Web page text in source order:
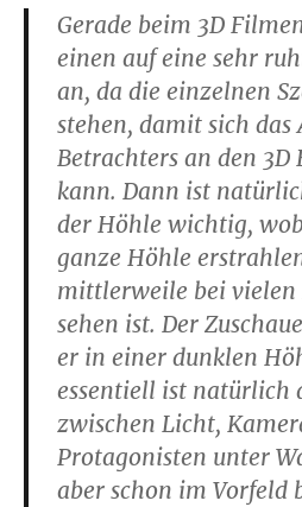
Gerade beim 3D
einen auf eine sehr
an, da die einzelnen
stehen, damit sich das
Betrachters an den 3D
kann. Dann ist
der Höhle wichtig,
ganze Höhle
mittlerweile bei vielen
sehen ist. Der
er in einer dunklen
essentiell ist natürlich
zwischen Licht,
Protagonisten unter
aber schon im Vorfeld